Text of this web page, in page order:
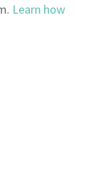
Learn how